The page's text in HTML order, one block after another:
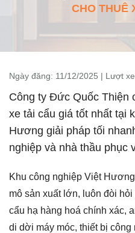
CHO THUÊ
Ngày đăng: 11/12/2025 | Lượt
Công ty Đức Quốc Thiện
xe tải cẩu giá tốt nhất tại
Hương giải pháp tối
nghiệp và nhà thầu phục
Khu công nghiệp Việt
mô sản xuất lớn, luôn đòi
cẩu hạ hàng hoá chính xác,
di dời máy móc, thiết bị